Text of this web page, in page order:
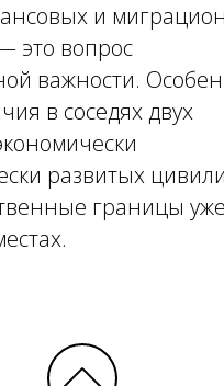
и
это вопрос
важности.
в соседях двух
развитых
границы